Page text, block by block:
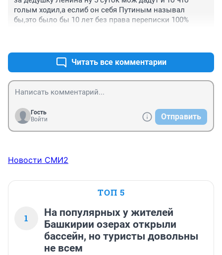
голым ходил,а еслиб он себя Путиным называл
бы,это было бы 10 лет без права переписки 100%
Читать все комментарии
Гость
Войти
Отправить
Новости СМИ2
ТОП 5
1
На популярных у жителей
Башкирии озерах открыли
бассейн, но туристы довольны
не всем